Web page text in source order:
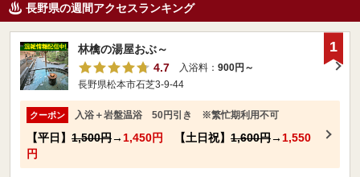
長野県の週間アクセスランキング
林檎の湯屋おぶ～
4.7
入浴料： 900円～
長野県松本市石芝3-9-44
クーポン 入浴＋岩盤温浴 50円引き ※繁忙期利用不可
【平日】 1,500円→ 1,450円 【土日祝】 1,600円→ 1,550
円
1